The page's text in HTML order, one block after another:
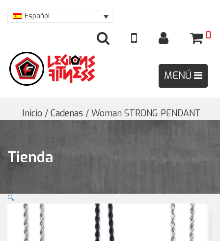
Español
0
Inicio / Cadenas / Woman STRONG PENDANT
Tienda
🔍